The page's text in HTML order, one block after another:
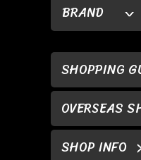
BRAND
SHOPPING
OVERSEAS
SHOP INFO